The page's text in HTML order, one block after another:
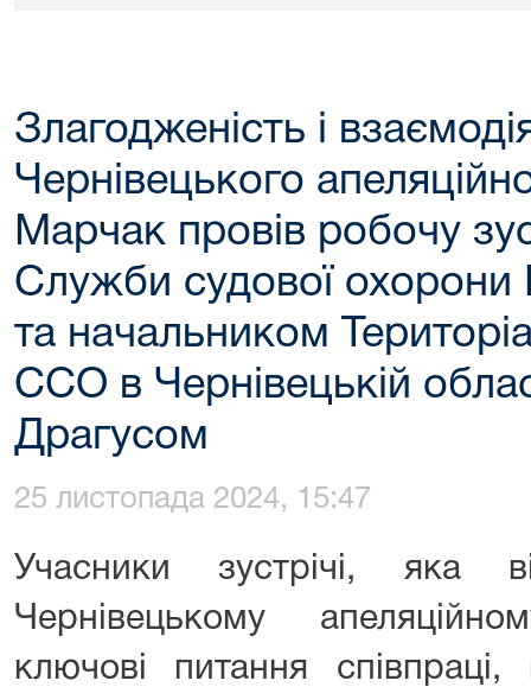
Злагодженість і
Чернівецького
Марчак провів робочу
Служби судової
та начальником
ССО в Чернівецькій
Драгусом
25 листопада 2024, 15:47
Учасники зустрічі, яка
Чернівецькому
ключові питання